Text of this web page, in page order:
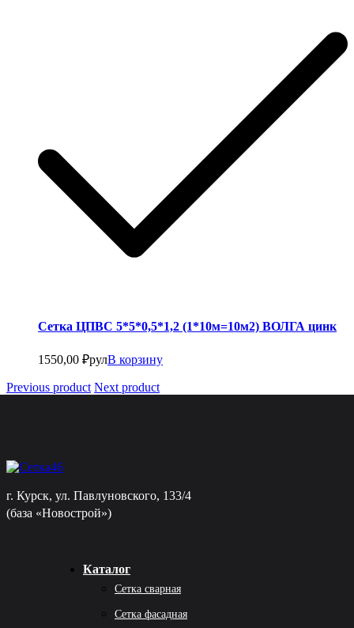
Сетка ЦПВС 5*5*0,5*1,2 (1*10м=10м2) ВОЛГА цинк
1550,00 ₽рулВ корзину
Previous product Next product
г. Курск, ул. Павлуновского, 133/4
(база «Новострой»)
Каталог
Сетка сварная
Сетка фасадная